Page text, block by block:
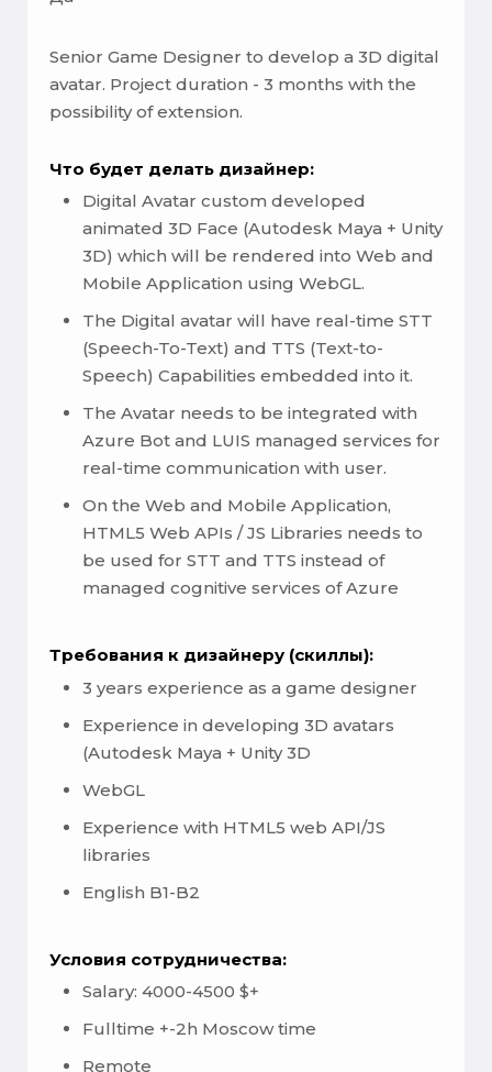
Senior Game Designer to develop a 3D digital
avatar. Project duration - 3 months with the
possibility of extension.
Что будет делать дизайнер:
Digital Avatar custom developed
animated 3D Face (Autodesk Maya + Unity
3D) which will be rendered into Web and
Mobile Application using WebGL.
The Digital avatar will have real-time STT
(Speech-To-Text) and TTS (Text-to-
Speech) Capabilities embedded into it.
The Avatar needs to be integrated with
Azure Bot and LUIS managed services for
real-time communication with user.
On the Web and Mobile Application,
HTML5 Web APIs / JS Libraries needs to
be used for STT and TTS instead of
managed cognitive services of Azure
Требования к дизайнеру (скиллы):
3 years experience as a game designer
Experience in developing 3D avatars
(Autodesk Maya + Unity 3D
WebGL
Experience with HTML5 web API/JS
libraries
English B1-B2
Условия сотрудничества:
Salary: 4000-4500 $+
Fulltime +-2h Moscow time
Remote